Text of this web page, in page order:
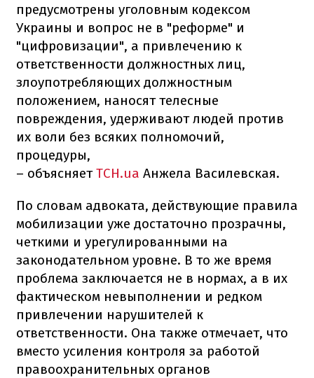
предусмотрены уголовным кодексом
Украины и вопрос не в "реформе" и
"цифровизации", а привлечению к
ответственности должностных лиц,
злоупотребляющих должностным
положением, наносят телесные
повреждения, удерживают людей против
их воли без всяких полномочий,
процедуры,
– объясняетТСН.ua Анжела Василевская.
По словам адвоката, действующие правила
мобилизации уже достаточно прозрачны,
четкими и урегулированными на
законодательном уровне. В то же время
проблема заключается не в нормах, а в их
фактическом невыполнении и редком
привлечении нарушителей к
ответственности. Она также отмечает, что
вместо усиления контроля за работой
правоохранительных органов